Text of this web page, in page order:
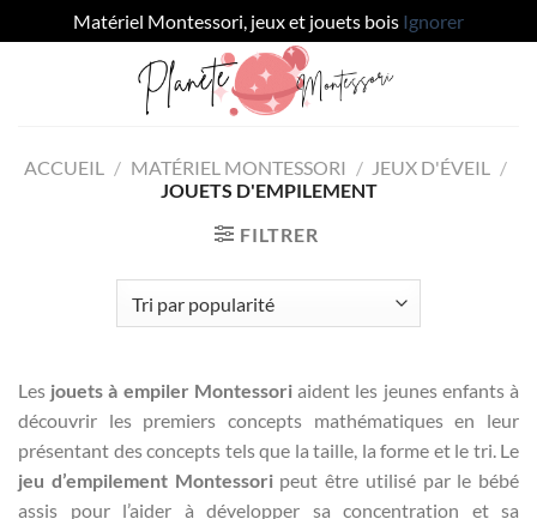
Matériel Montessori, jeux et jouets bois Ignorer
ACCUEIL / MATÉRIEL MONTESSORI / JEUX D'ÉVEIL /
JOUETS D'EMPILEMENT
FILTRER
Les jouets à empiler Montessoriaident les jeunes enfants à
découvrir les premiers concepts mathématiques en leur
présentant des concepts tels que la taille, la forme et le tri. Le
jeu d’empilement Montessoripeut être utilisé par le bébé
assis pour l’aider à développer sa concentration et sa